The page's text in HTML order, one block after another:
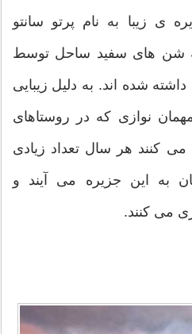
زیبا به نام پرتو سانتو
شن های سفید ساحل توسط
شده اند. به دلیل زیبایی
نوازی که در روستاهای
کنند هر سال تعداد زیادی
به این جزیره می آیند و
می کنند.